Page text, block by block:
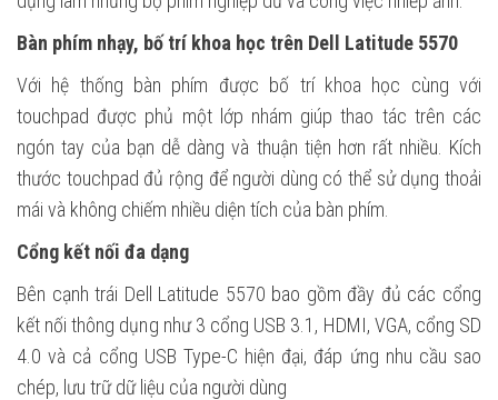
Bàn phím nhạy, bố trí khoa học trên Dell Latitude 5570
Với hệ thống bàn phím được bố trí khoa học cùng với
touchpad được phủ một lớp nhám giúp thao tác trên các
ngón tay của bạn dễ dàng và thuận tiện hơn rất nhiều. Kích
thước touchpad đủ rộng để người dùng có thể sử dụng thoải
mái và không chiếm nhiều diện tích của bàn phím.
Cổng kết nối đa dạng
Bên cạnh trái Dell Latitude 5570 bao gồm đầy đủ các cổng
kết nối thông dụng như 3 cổng USB 3.1, HDMI, VGA, cổng SD
4.0 và cả cổng USB Type-C hiện đại, đáp ứng nhu cầu sao
chép, lưu trữ dữ liệu của người dùng